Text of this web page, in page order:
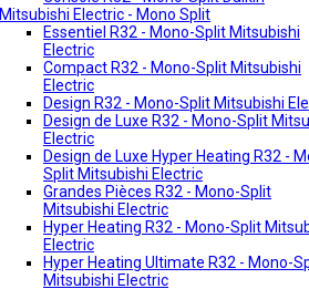
Mitsubishi Electric - Mono Split
Essentiel R32 - Mono-Split Mitsubishi
Electric
Compact R32 - Mono-Split Mitsubishi
Electric
Design R32 - Mono-Split Mitsubishi
Design de Luxe R32 - Mono-Split
Electric
Design de Luxe Hyper Heating R32 -
Split Mitsubishi Electric
Grandes Pièces R32 - Mono-Split
Mitsubishi Electric
Hyper Heating R32 - Mono-Split
Electric
Hyper Heating Ultimate R32 - Mono-
Mitsubishi Electric